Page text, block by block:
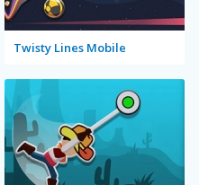
Twisty Lines Mobile